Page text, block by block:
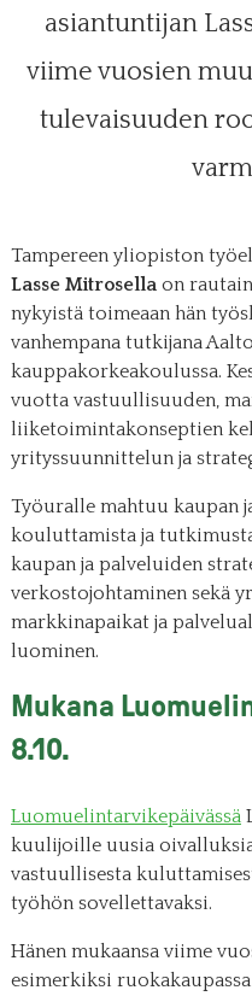
asiantuntijan
viime vuosien
tulevaisuuden
Tampereen yliopiston
Lasse Mitrosella on
nykyistä toimeaan hän
vanhempana tutkijana
kauppakorkeakoulussa.
vuotta vastuullisuuden,
liiketoimintakonseptien
yrityssuunnittelun ja
Työuralle mahtuu kaupan
kouluttamista ja
kaupan ja palveluiden
verkostojohtaminen sekä
markkinapaikat ja
luominen.
Mukana
8.10.
Luomuelintarvikepäivässä
kuulijoille uusia
vastuullisesta
työhön sovellettavaksi.
Hänen mukaansa viime
esimerkiksi